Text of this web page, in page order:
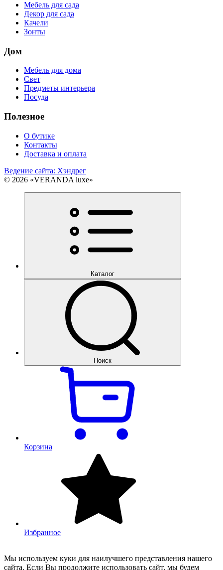
Мебель для сада
Декор для сада
Качели
Зонты
Дом
Мебель для дома
Свет
Предметы интерьера
Посуда
Полезное
О бутике
Контакты
Доставка и оплата
Ведение сайта: Хэндрег
© 2026 «VERANDA luxe»
Каталог
Поиск
Корзина
Избранное
Мы используем куки для наилучшего представления нашего
сайта. Если Вы продолжите использовать сайт, мы будем